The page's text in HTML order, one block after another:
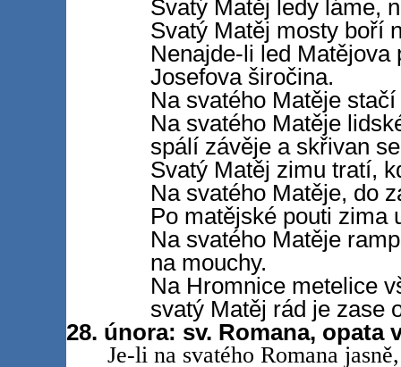
Svatý Matěj ledy láme,
Svatý Matěj mosty boří
Nenajde-li led Matějova
Josefova širočina.
Na svatého Matěje
Na svatého Matěje
spálí závěje a skřivan
Svatý Matěj zimu tratí,
Na svatého Matěje, do
Po matějské pouti zima
Na svatého Matěje
na mouchy.
Na Hromnice metelice
svatý Matěj rád je zase
28. února: sv. Romana, opata
Je-li na svatého Romana